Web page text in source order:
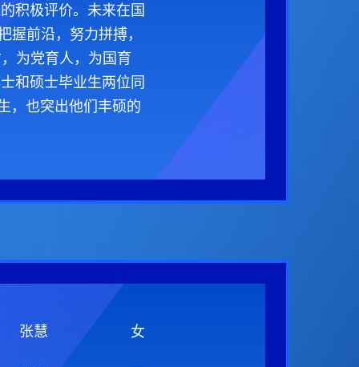
积极评价。未来在国
握前沿，努力拼搏，
为党育人，为国育
和硕士毕业生两位同
，也突出他们丰硕的
张慧 女